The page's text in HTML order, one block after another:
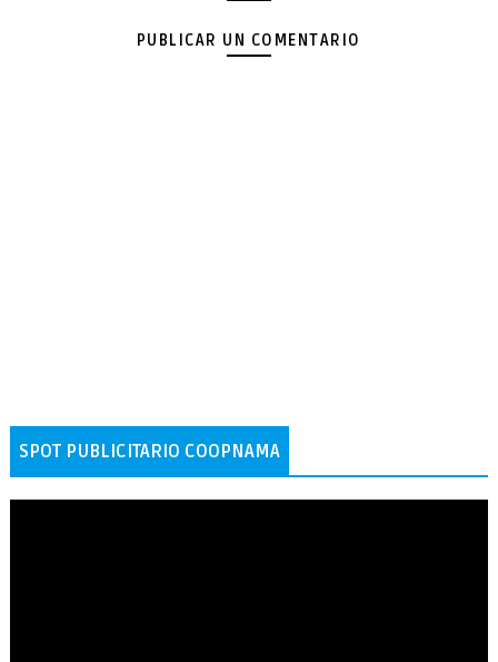
PUBLICAR UN COMENTARIO
SPOT PUBLICITARIO COOPNAMA